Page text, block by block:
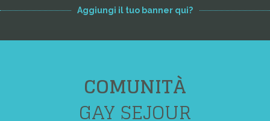
Aggiungi il tuo banner qui?
COMUNITÀ
GAY SEJOUR